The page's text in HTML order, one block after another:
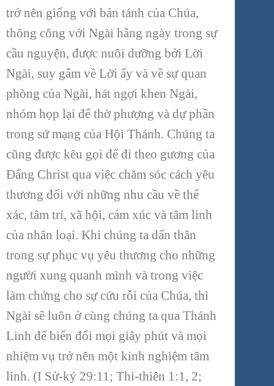
trở nên giống với bản tánh của Chúa,
thông công với Ngài hằng ngày trong sự
cầu nguyện, được nuôi dưỡng bởi Lời
Ngài, suy gẫm về Lời ấy và về sự quan
phòng của Ngài, hát ngợi khen Ngài,
nhóm họp lại để thờ phượng và dự phần
trong sứ mạng của Hội Thánh. Chúng ta
cũng được kêu gọi để đi theo gương của
Đấng Christ qua việc chăm sóc cách yêu
thương đối với những nhu cầu về thể
xác, tâm trí, xã hội, cảm xúc và tâm linh
của nhân loại. Khi chúng ta dấn thân
trong sự phục vụ yêu thương cho những
người xung quanh mình và trong việc
làm chứng cho sự cứu rỗi của Chúa, thì
Ngài sẽ luôn ở cùng chúng ta qua Thánh
Linh để biến đổi mọi giây phút và mọi
nhiệm vụ trở nên một kinh nghiệm tâm
linh. (I Sử-ký 29:11; Thi-thiên 1:1, 2;